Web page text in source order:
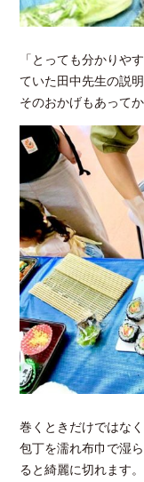
「とっても分かりや
ていた田中先生の説明
そのおかげもあって
巻くときだけではな
包丁を濡れ布巾で湿
ると綺麗に切れます。